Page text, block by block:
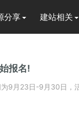
分享 建站相关
报名!
9月23日-9月30日，